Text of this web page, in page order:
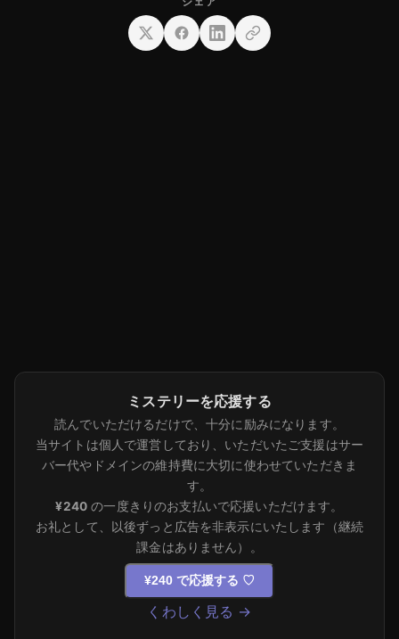
ミステリーを応援する
読んでいただけるだけで、十分に励みになります。
当サイトは個人で運営しており、いただいたご支援はサー
バー代やドメインの維持費に大切に使わせていただきま
す。
¥240 の一度きりのお支払いで応援いただけます。
お礼として、以後ずっと広告を非表示にいたします（継続
課金はありません）。
¥240 で応援する ♡
くわしく見る →